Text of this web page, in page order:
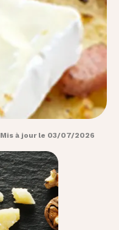
Mis à jour le 03/07/2026